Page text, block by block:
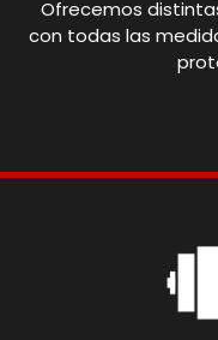
Ofrecemos
con todas las